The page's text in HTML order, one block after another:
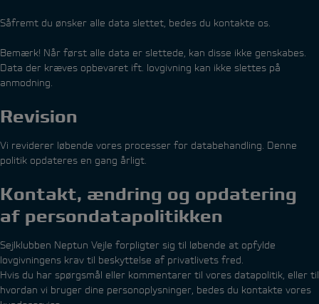
Såfremt du ønsker alle data slettet, bedes du kontakte os.
Bemærk! Når først alle data er slettede, kan disse ikke genskabes.
Data der kræves opbevaret ift. lovgivning kan ikke slettes på
anmodning.
Revision
Vi reviderer løbende vores processer for databehandling. Denne
politik opdateres en gang årligt.
Kontakt, ændring og opdatering
af persondatapolitikken
Sejlklubben Neptun Vejle forpligter sig til løbende at opfylde
lovgivningens krav til beskyttelse af privatlivets fred.
Hvis du har spørgsmål eller kommentarer til vores datapolitik, eller til
hvordan vi bruger dine personoplysninger, bedes du kontakte vores